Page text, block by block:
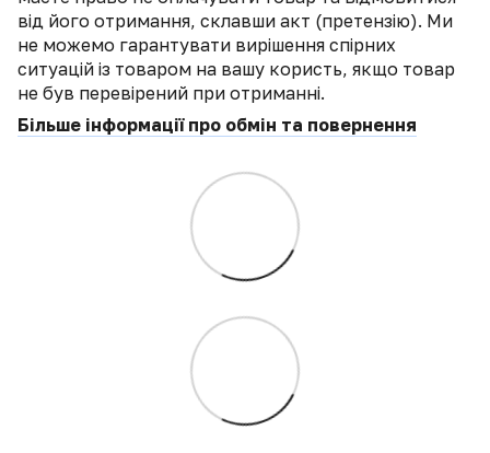
від його отримання, склавши акт (претензію). Ми
не можемо гарантувати вирішення спірних
ситуацій із товаром на вашу користь, якщо товар
не був перевірений при отриманні.
Більше інформації про обмін та повернення